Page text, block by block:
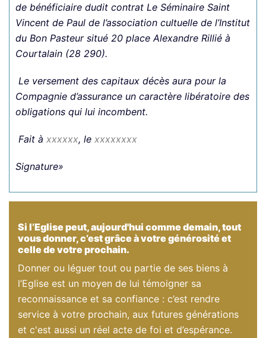
de bénéficiaire dudit contrat Le Séminaire Saint
Vincent de Paul de l’association cultuelle de l’Institut
du Bon Pasteur situé 20 place Alexandre Rillié à
Courtalain (28 290).
Le versement des capitaux décès aura pour la
Compagnie d’assurance un caractère libératoire des
obligations qui lui incombent.
Fait à xxxxxx, le xxxxxxxx
Signature»
Si l’Eglise peut, aujourd'hui comme demain, tout
vous donner, c’est grâce à votre générosité et
celle de votre prochain.
Donner ou léguer tout ou partie de ses biens à
l’Eglise est un moyen de lui témoigner sa
reconnaissance et sa confiance : c’est rendre
service à votre prochain, aux futures générations
et c'est aussi un réel acte de foi et d’espérance.